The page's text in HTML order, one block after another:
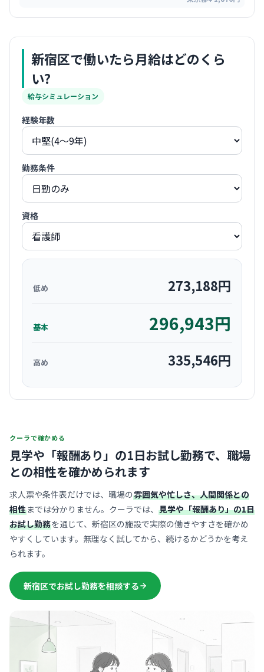
新宿区で働いたら月給はどのくら
い?
給与シミュレーション
経験年数
勤務条件
資格
低め 273,188円
基本 296,943円
高め 335,546円
クーラで確かめる
見学や「報酬あり」の1日お試し勤務で、 職場
との相性を確かめられます
求人票や条件表だけでは、職場の雰囲気や忙しさ、人間関係との
相性までは分かりません。クーラでは、 見学や「報酬あり」の1日
お試し勤務を通じて、新宿区の施設で実際の働きやすさを確かめ
やすくしています。無理なく試してから、続けるかどうかを考え
られます。
新宿区でお試し勤務を相談する